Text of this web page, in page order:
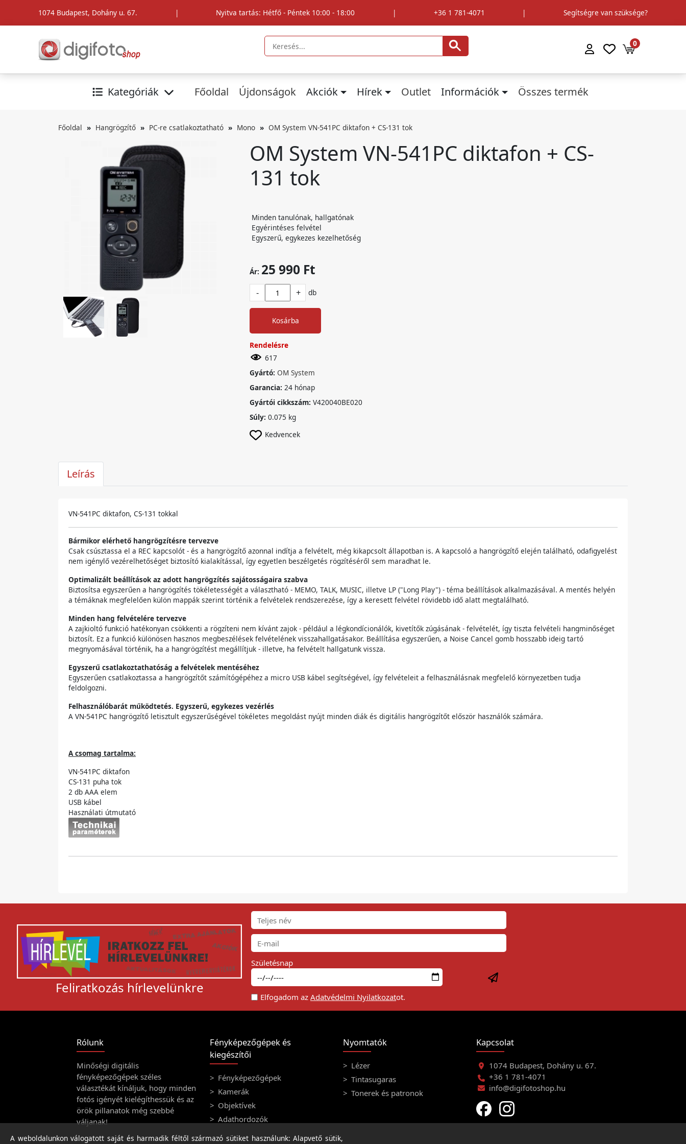
1074 Budapest, Dohány u. 67. | Nyitva tartás: Hétfő - Péntek 10:00 - 18:00 | +36 1 781-4071 | Segítségre van szüksége?
0
Kategóriák Főoldal Újdonságok Akciók Hírek Outlet Információk Összes termék
Főoldal Hangrögzítő PC-re csatlakoztatható Mono OM System VN-541PC diktafon + CS-131 tok
OM System VN-541PC diktafon + CS-
131 tok
Minden tanulónak, hallgatónak
Egyérintéses felvétel
Egyszerű, egykezes kezelhetőség
Ár: 25 990 Ft
- + db
Kosárba
Rendelésre
617
Gyártó: OM System
Garancia: 24 hónap
Gyártói cikkszám: V420040BE020
Súly: 0.075 kg
Kedvencek
Leírás
VN-541PC diktafon, CS-131 tokkal
Bármikor elérhető hangrögzítésre tervezve
Csak csúsztassa el a REC kapcsolót - és a hangrögzítő azonnal indítja a felvételt, még kikapcsolt állapotban is. A kapcsoló a hangrögzítő elején található, odafigyelést
nem igénylő vezérelhetőséget biztosító kialakítással, így egyetlen beszélgetés rögzítéséről sem maradhat le.
Optimalizált beállítások az adott hangrögzítés sajátosságaira szabva
Biztosítsa egyszerűen a hangrögzítés tökéletességét a választható - MEMO, TALK, MUSIC, illetve LP ("Long Play") - téma beállítások alkalmazásával. A mentés helyén
a témáknak megfelelően külön mappák szerint történik a felvételek rendszerezése, így a keresett felvétel rövidebb idő alatt megtalálható.
Minden hang felvételére tervezve
A zajkioltó funkció hatékonyan csökkenti a rögzíteni nem kívánt zajok - például a légkondícionálók, kivetítők zúgásának - felvételét, így tiszta felvételi hangminőséget
biztosít. Ez a funkció különösen hasznos megbeszélések felvételének visszahallgatásakor. Beállítása egyszerűen, a Noise Cancel gomb hosszabb ideig tartó
megnyomásával történik, ha a hangrögzítést megállítjuk - illetve, ha felvételt hallgatunk vissza.
Egyszerű csatlakoztathatóság a felvételek mentéséhez
Egyszerűen csatlakoztassa a hangrögzítőt számítógépéhez a micro USB kábel segítségével, így felvételeit a felhasználásnak megfelelő környezetben tudja
feldolgozni.
Felhasználóbarát működtetés. Egyszerű, egykezes vezérlés
A VN-541PC hangrögzítő letisztult egyszerűségével tökéletes megoldást nyújt minden diák és digitális hangrögzítőt először használók számára.
A csomag tartalma:
VN-541PC diktafon
CS-131 puha tok
2 db AAA elem
USB kábel
Használati útmutató
Feliratkozás hírlevelünkre
Születésnap
Elfogadom az Adatvédelmi Nyilatkozatot.
Rólunk
Minőségi digitális
fényképezőgépek széles
választékát kínáljuk, hogy minden
fotós igényét kielégíthessük és az
örök pillanatok még szebbé
váljanak!
Fényképezőgépek és
kiegészítői
Fényképezőgépek
Kamerák
Objektívek
Adathordozók
Nyomtatók
Lézer
Tintasugaras
Tonerek és patronok
Kapcsolat
1074 Budapest, Dohány u. 67.
+36 1 781-4071
info@digifotoshop.hu
A weboldalunkon válogatott saját és harmadik féltől származó sütiket használunk: Alapvető sütik,